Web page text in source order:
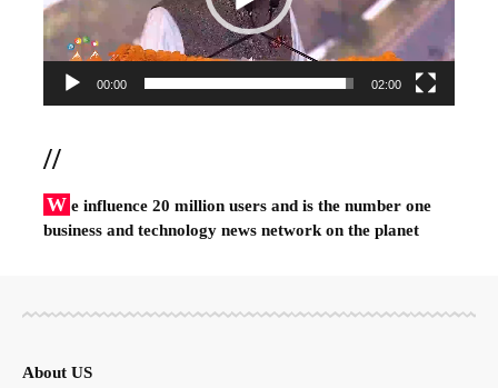
00:00 02:00
//
W e influence 20 million users and is the number one
business and technology news network on the planet
About US